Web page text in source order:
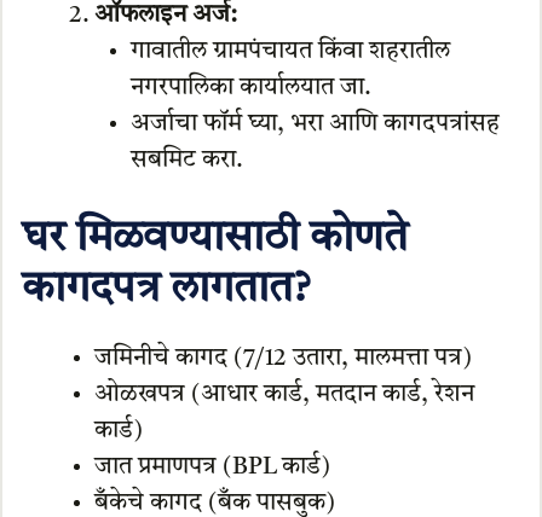
ऑफलाइन अर्ज:
गावातील ग्रामपंचायत किंवा शहरातील
नगरपालिका कार्यालयात जा.
अर्जाचा फॉर्म घ्या, भरा आणि कागदपत्रांसह
सबमिट करा.
घर मिळवण्यासाठी कोणते
कागदपत्र लागतात?
जमिनीचे कागद (7/12 उतारा, मालमत्ता पत्र)
ओळखपत्र (आधार कार्ड, मतदान कार्ड, रेशन
कार्ड)
जात प्रमाणपत्र (BPL कार्ड)
बँकेचे कागद (बँक पासबुक)